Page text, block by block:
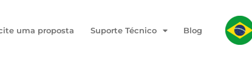
uma proposta Suporte Técnico Blog